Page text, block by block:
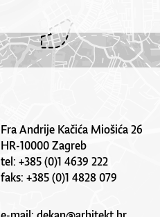
Fra Andrije Kačića Miošića 26
HR-10000 Zagreb
tel: +385 (0)1 4639 222
faks: +385 (0)1 4828 079